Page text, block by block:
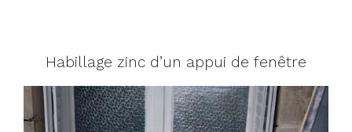
Habillage zinc d’un appui de fenêtre